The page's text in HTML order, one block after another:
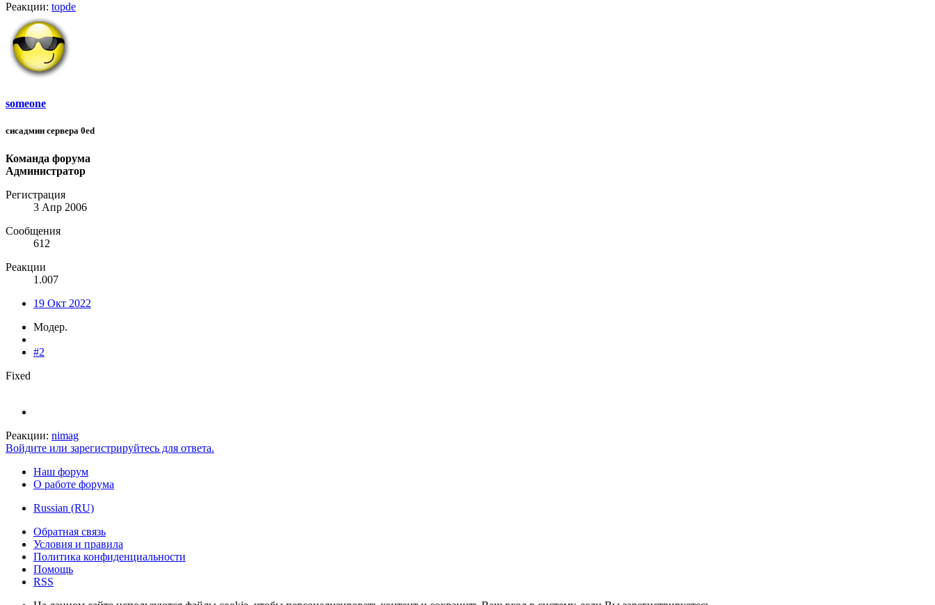
Реакции: topde
someone
сисадмин сервера 0ed
Команда форума
Администратор
Регистрация
3 Апр 2006
Сообщения
612
Реакции
1.007
19 Окт 2022
Модер.
#2
Fixed
Реакции: nimag
Войдите или зарегистрируйтесь для ответа.
Наш форум
О работе форума
Russian (RU)
Обратная связь
Условия и правила
Политика конфиденциальности
Помощь
RSS